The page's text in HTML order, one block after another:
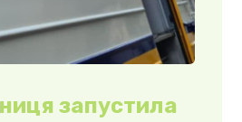
запустила